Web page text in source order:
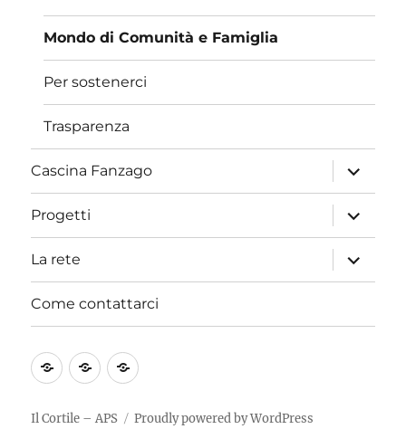
Mondo di Comunità e Famiglia
Per sostenerci
Trasparenza
Cascina Fanzago
apri
i
menu
child
Progetti
apri
i
menu
child
La rete
apri
i
menu
Come contattarci
Riace
non
si
Osservazioni
P.I.I.
Da
non
Il Cortile – APS Proudly powered by WordPress